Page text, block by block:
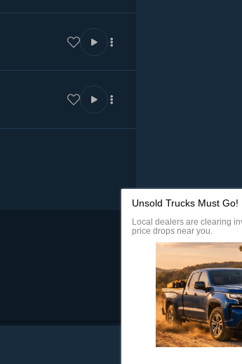
0:00 --